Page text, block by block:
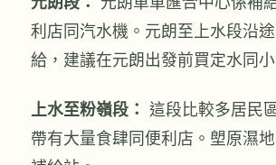
利店同汽水機。元朗至上水段沿
給，建議在元朗出發前買定水同小
上水至粉嶺段： 這段比較多居民
帶有大量食肆同便利店。塱原濕